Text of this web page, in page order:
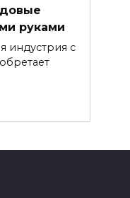
руками
индустрия с